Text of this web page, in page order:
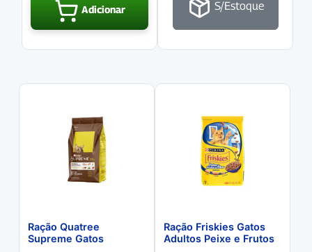
Adicionar S/Estoque
Ração Quatree
Supreme Gatos
Ração Friskies Gatos
Adultos Peixe e Frutos